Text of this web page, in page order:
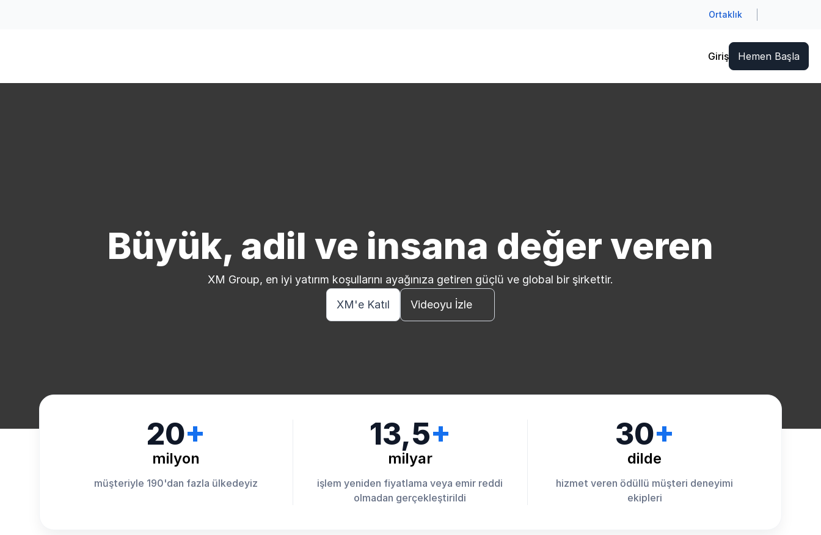
Ortaklık
Giriş Hemen Başla
Büyük, adil ve insana değer veren
XM Group, en iyi yatırım koşullarını ayağınıza getiren güçlü ve global bir şirkettir.
XM'e Katıl
Videoyu İzle
20+
milyon
müşteriyle 190'dan fazla ülkedeyiz
13,5+
milyar
işlem yeniden fiyatlama veya emir reddi
olmadan gerçekleştirildi
30+
dilde
hizmet veren ödüllü müşteri deneyimi
ekipleri